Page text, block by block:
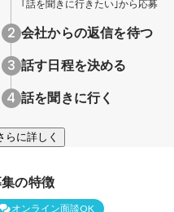
｢話を聞きに行きたい｣から応募
会社からの返信を待つ
話す日程を決める
話を聞きに行く
らに詳しく
の特徴
オンライン面談OK